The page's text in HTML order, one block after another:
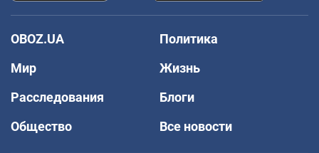
OBOZ.UA
Политика
Мир
Жизнь
Расследования
Блоги
Общество
Все новости